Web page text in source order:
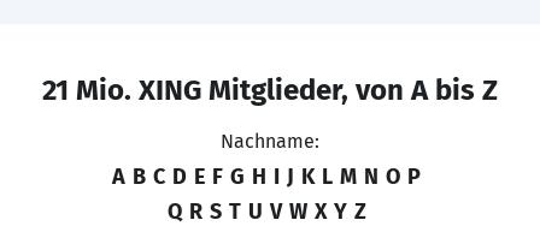
21 Mio. XING Mitglieder, von A bis Z
Nachname:
A B C D E F G H I J K L M N O P
Q R S T U V W X Y Z